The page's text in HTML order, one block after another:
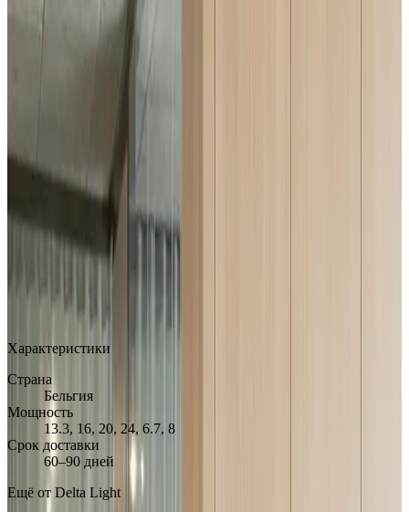
Арт.: DL-6942E52E
Характеристики
Страна
Бельгия
Мощность
13.3, 16, 20, 24, 6.7, 8
Срок доставки
60–90 дней
Ещё от Delta Light